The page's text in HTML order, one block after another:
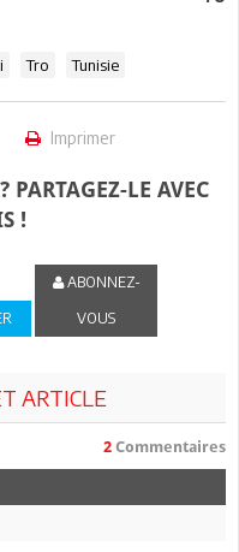
Tro Tunisie
Imprimer
PARTAGEZ-LE AVEC
!
ABONNEZ-
VOUS
ARTICLE
2 Commentaires